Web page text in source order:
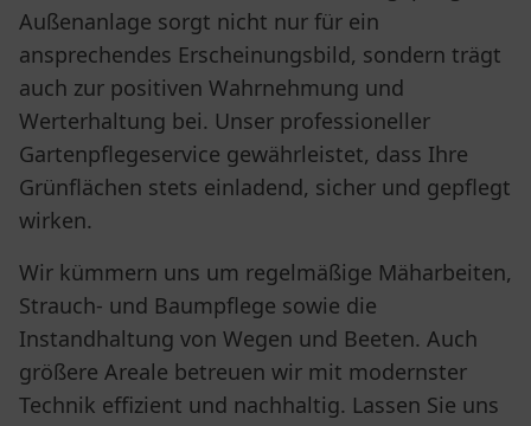
Außenanlage sorgt nicht nur für ein
ansprechendes Erscheinungsbild, sondern trägt
auch zur positiven Wahrnehmung und
Werterhaltung bei. Unser professioneller
Gartenpflegeservice gewährleistet, dass Ihre
Grünflächen stets einladend, sicher und gepflegt
wirken.
Wir kümmern uns um regelmäßige Mäharbeiten,
Strauch- und Baumpflege sowie die
Instandhaltung von Wegen und Beeten. Auch
größere Areale betreuen wir mit modernster
Technik effizient und nachhaltig. Lassen Sie uns